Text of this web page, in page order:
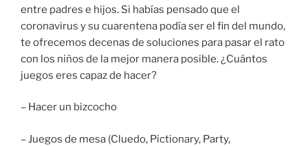
entre padres e hijos. Si habías pensado que el
coronavirus y su cuarentena podía ser el fin del mundo,
te ofrecemos decenas de soluciones para pasar el rato
con los niños de la mejor manera posible. ¿Cuántos
juegos eres capaz de hacer?
– Hacer un bizcocho
– Juegos de mesa (Cluedo, Pictionary, Party,